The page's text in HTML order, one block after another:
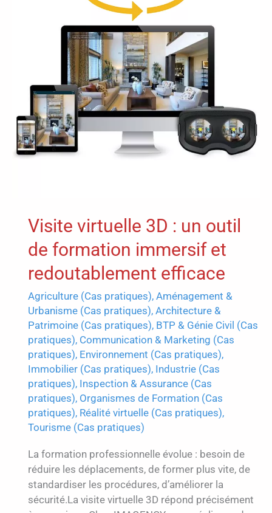
IMMERSIVE
CONTENUS
PROFESSIONNELS
Visite virtuelle 3D : un outil
de formation immersif et
redoutablement efficace
Agriculture (Cas pratiques), Aménagement &
Urbanisme (Cas pratiques), Architecture &
Patrimoine (Cas pratiques), BTP & Génie Civil (Cas
pratiques), Communication & Marketing (Cas
pratiques), Environnement (Cas pratiques),
Immobilier (Cas pratiques), Industrie (Cas
pratiques), Inspection & Assurance (Cas
pratiques), Organismes de Formation (Cas
pratiques), Réalité virtuelle (Cas pratiques),
Tourisme (Cas pratiques)
La formation professionnelle évolue : besoin de
réduire les déplacements, de former plus vite, de
standardiser les procédures, d’améliorer la
sécurité.La visite virtuelle 3D répond précisément